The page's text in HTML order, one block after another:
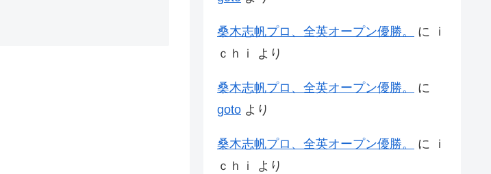
桑木志帆プロ、全英オープン優勝。 に
ｉ
ｃｈｉ
より
桑木志帆プロ、全英オープン優勝。
に
goto より
桑木志帆プロ、全英オープン優勝。 に
ｉ
ｃｈｉ
より